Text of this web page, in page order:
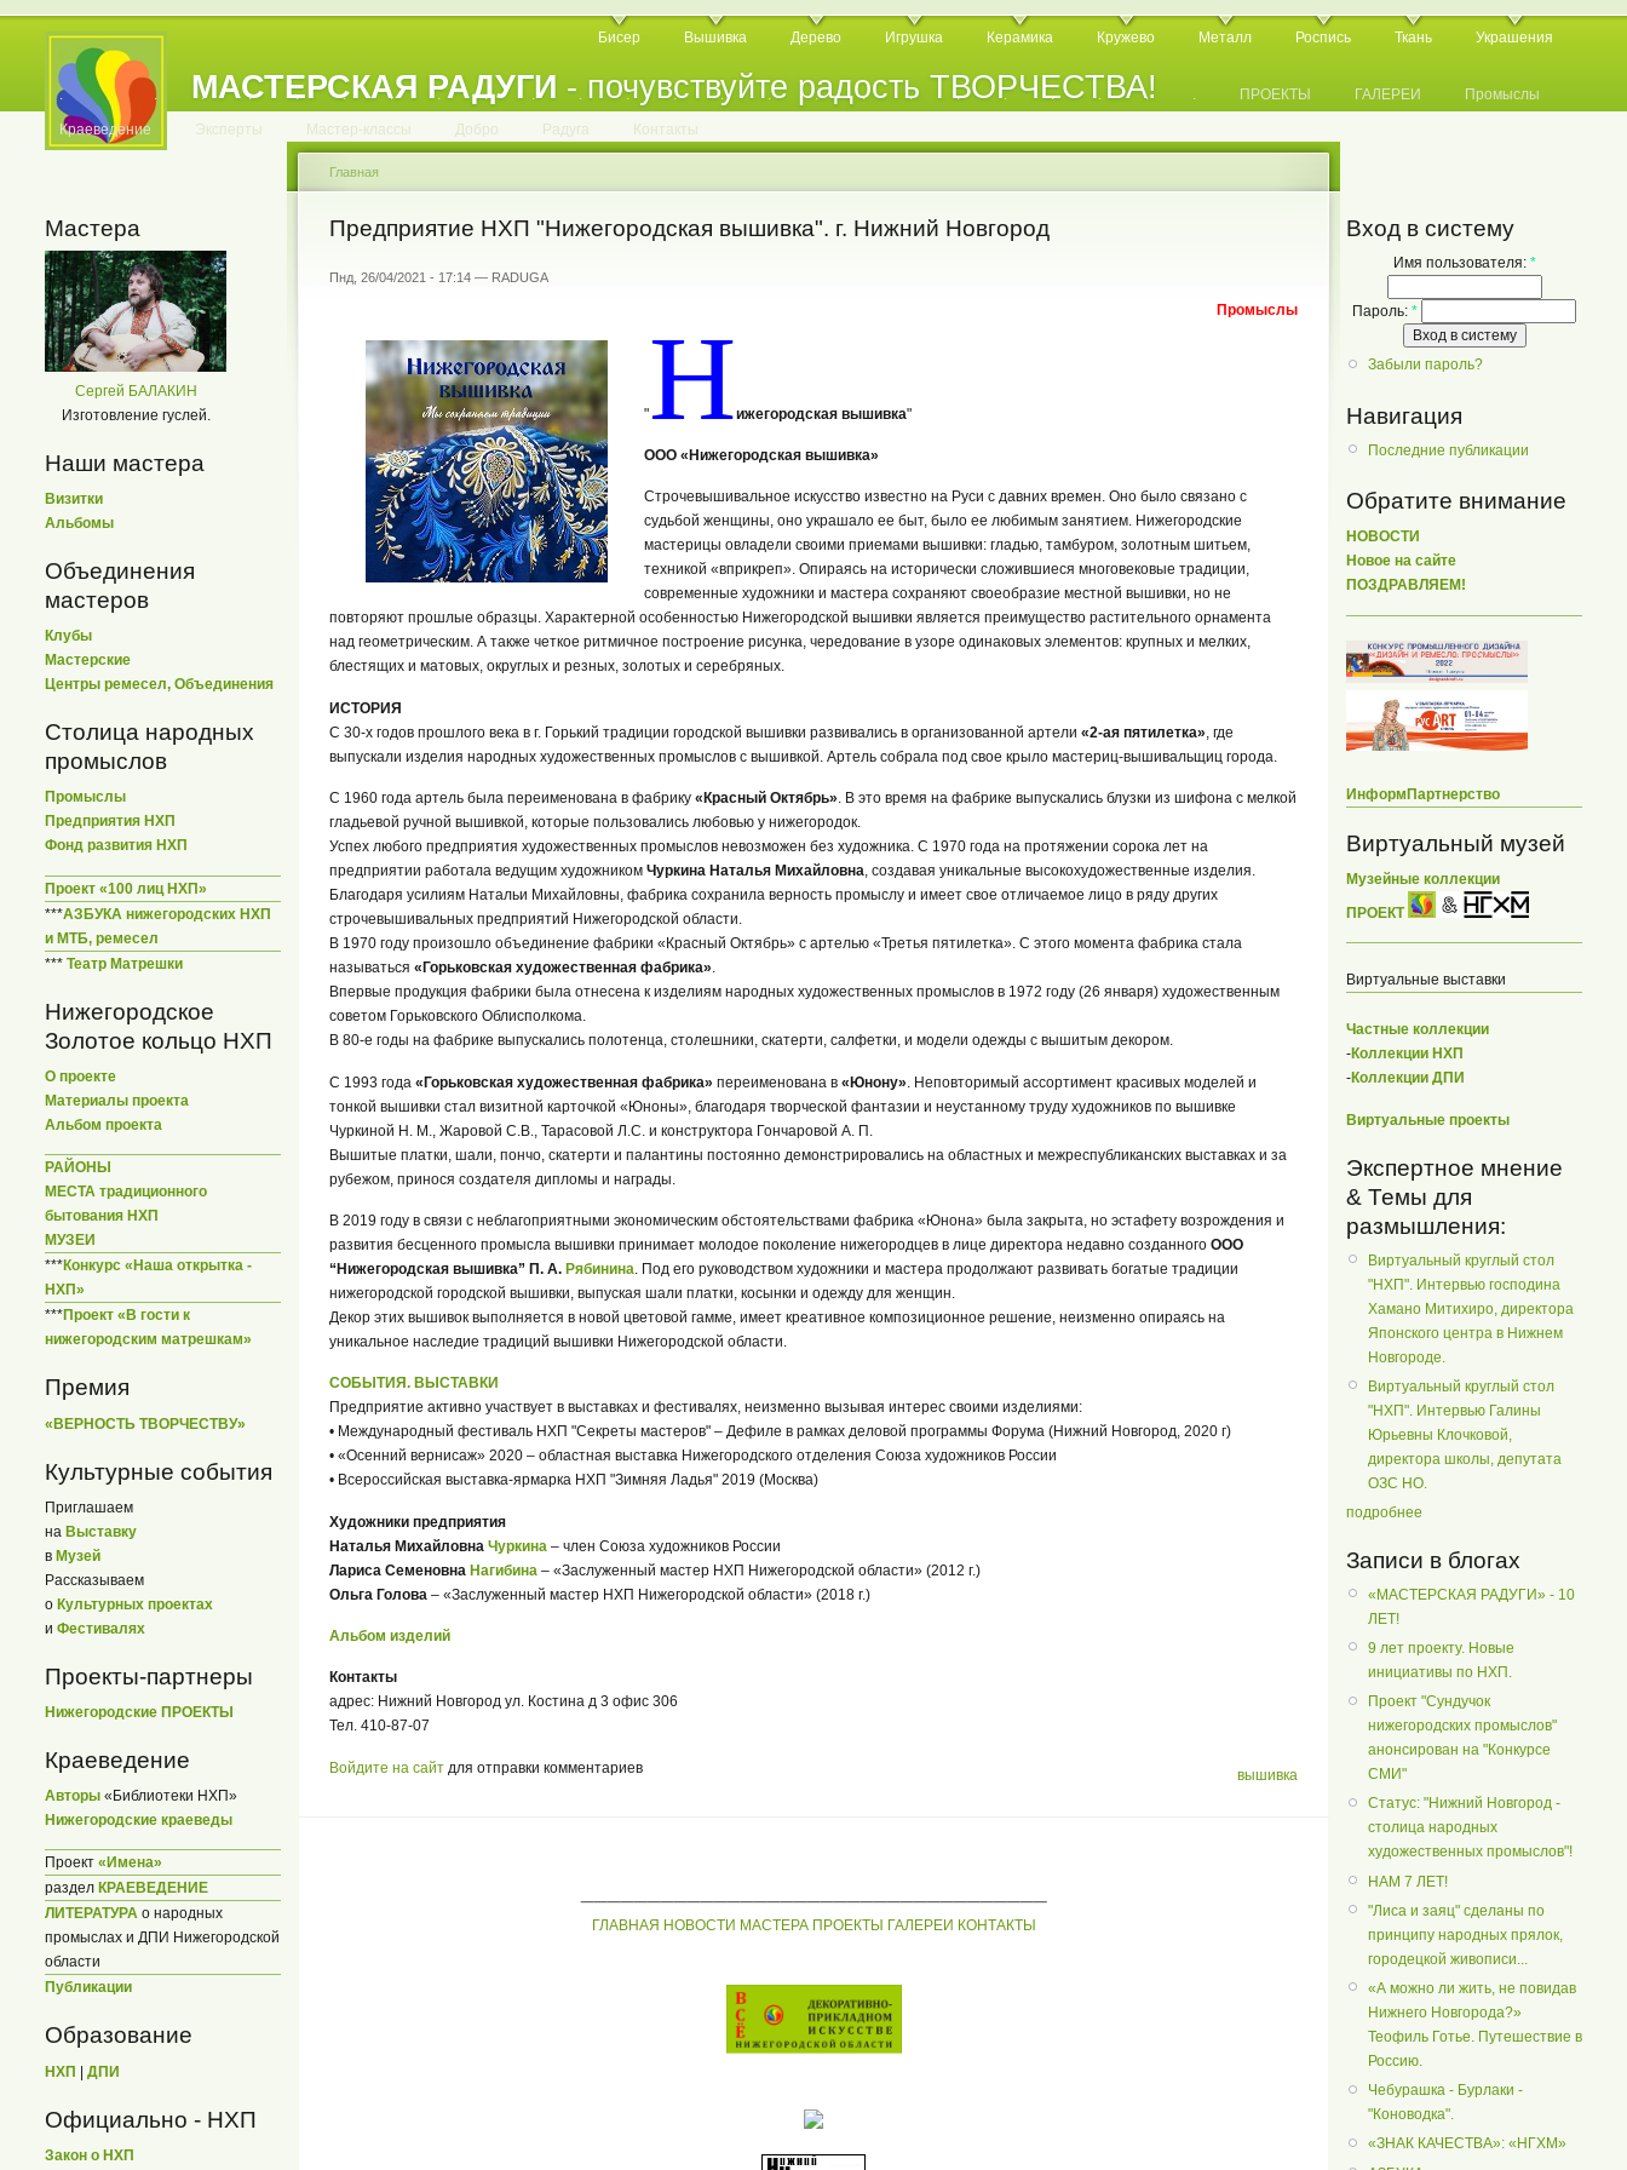
МАСТЕРСКАЯ РАДУГИ - почувствуйте радость ТВОРЧЕСТВА!
Бисер Вышивка Дерево Игрушка Керамика Кружево Металл Роспись Ткань Украшения
. . . . . . . . . . . . . . . . . . . . . . . . . ПРОЕКТЫ ГАЛЕРЕИ Промыслы
Краеведение Эксперты Мастер-классы Добро Радуга Контакты
Мастера
Сергей БАЛАКИН
Изготовление гуслей.
Наши мастера
Визитки
Альбомы
Объединения
мастеров
Клубы
Мастерские
Центры ремесел, Объединения
Столица народных
промыслов
Промыслы
Предприятия НХП
Фонд развития НХП
Проект «100 лиц НХП»
***АЗБУКА нижегородских НХП
и МТБ, ремесел
*** Театр Матрешки
Нижегородское
Золотое кольцо НХП
О проекте
Материалы проекта
Альбом проекта
РАЙОНЫ
МЕСТА традиционного
бытования НХП
МУЗЕИ
***Конкурс «Наша открытка -
НХП»
***Проект «В гости к
нижегородским матрешкам»
Премия
«ВЕРНОСТЬ ТВОРЧЕСТВУ»
Культурные события
Приглашаем
на Выставку
в Музей
Рассказываем
о Культурных проектах
и Фестивалях
Проекты-партнеры
Нижегородские ПРОЕКТЫ
Краеведение
Авторы «Библиотеки НХП»
Нижегородские краеведы
Проект «Имена»
раздел КРАЕВЕДЕНИЕ
ЛИТЕРАТУРА о народных
промыслах и ДПИ Нижегородской
области
Публикации
Образование
НХП | ДПИ
Официально - НХП
Закон о НХП
Главная
Предприятие НХП "Нижегородская вышивка". г. Нижний Новгород
Пнд, 26/04/2021 - 17:14 — RADUGA
Промыслы
"Нижегородская вышивка"
ООО «Нижегородская вышивка»
Строчевышивальное искусство известно на Руси с давних времен. Оно было связано с
судьбой женщины, оно украшало ее быт, было ее любимым занятием. Нижегородские
мастерицы овладели своими приемами вышивки: гладью, тамбуром, золотным шитьем,
техникой «вприкреп». Опираясь на исторически сложившиеся многовековые традиции,
современные художники и мастера сохраняют своеобразие местной вышивки, но не
повторяют прошлые образцы. Характерной особенностью Нижегородской вышивки является преимущество растительного орнамента
над геометрическим. А также четкое ритмичное построение рисунка, чередование в узоре одинаковых элементов: крупных и мелких,
блестящих и матовых, округлых и резных, золотых и серебряных.
ИСТОРИЯ
С 30-х годов прошлого века в г. Горький традиции городской вышивки развивались в организованной артели «2-ая пятилетка» , где
выпускали изделия народных художественных промыслов с вышивкой. Артель собрала под свое крыло мастериц-вышивальщиц города.
С 1960 года артель была переименована в фабрику «Красный Октябрь». В это время на фабрике выпускались блузки из шифона с мелкой
гладьевой ручной вышивкой, которые пользовались любовью у нижегородок.
Успех любого предприятия художественных промыслов невозможен без художника. С 1970 года на протяжении сорока лет на
предприятии работала ведущим художником Чуркина Наталья Михайловна, создавая уникальные высокохудожественные изделия.
Благодаря усилиям Натальи Михайловны, фабрика сохранила верность промыслу и имеет свое отличаемое лицо в ряду других
строчевышивальных предприятий Нижегородской области.
В 1970 году произошло объединение фабрики «Красный Октябрь» с артелью «Третья пятилетка». С этого момента фабрика стала
называться «Горьковская художественная фабрика».
Впервые продукция фабрики была отнесена к изделиям народных художественных промыслов в 1972 году (26 января) художественным
советом Горьковского Облисполкома.
В 80-е годы на фабрике выпускались полотенца, столешники, скатерти, салфетки, и модели одежды с вышитым декором.
С 1993 года «Горьковская художественная фабрика» переименована в «Юнону» . Неповторимый ассортимент красивых моделей и
тонкой вышивки стал визитной карточкой «Юноны», благодаря творческой фантазии и неустанному труду художников по вышивке
Чуркиной Н. М., Жаровой С.В., Тарасовой Л.С. и конструктора Гончаровой А. П.
Вышитые платки, шали, пончо, скатерти и палантины постоянно демонстрировались на областных и межреспубликанских выставках и за
рубежом, принося создателя дипломы и награды.
В 2019 году в связи с неблагоприятными экономическим обстоятельствами фабрика «Юнона» была закрыта, но эстафету возрождения и
развития бесценного промысла вышивки принимает молодое поколение нижегородцев в лице директора недавно созданного ООО
“Нижегородская вышивка” П. А. Рябинина. Под его руководством художники и мастера продолжают развивать богатые традиции
нижегородской городской вышивки, выпуская шали платки, косынки и одежду для женщин.
Декор этих вышивок выполняется в новой цветовой гамме, имеет креативное композиционное решение, неизменно опираясь на
уникальное наследие традиций вышивки Нижегородской области.
СОБЫТИЯ. ВЫСТАВКИ
Предприятие активно участвует в выставках и фестивалях, неизменно вызывая интерес своими изделиями:
• Международный фестиваль НХП "Секреты мастеров" – Дефиле в рамках деловой программы Форума (Нижний Новгород, 2020 г)
• «Осенний вернисаж» 2020 – областная выставка Нижегородского отделения Союза художников России
• Всероссийская выставка-ярмарка НХП "Зимняя Ладья" 2019 (Москва)
Художники предприятия
Наталья Михайловна Чуркина – член Союза художников России
Лариса Семеновна Нагибина – «Заслуженный мастер НХП Нижегородской области» (2012 г.)
Ольга Голова – «Заслуженный мастер НХП Нижегородской области» (2018 г.)
Альбом изделий
Контакты
адрес: Нижний Новгород ул. Костина д 3 офис 306
Тел. 410-87-07
вышивка
Войдите на сайт для отправки комментариев
ГЛАВНАЯ НОВОСТИ МАСТЕРА ПРОЕКТЫ ГАЛЕРЕИ КОНТАКТЫ
Вход в систему
Имя пользователя: *
Пароль: *
Забыли пароль?
Навигация
Последние публикации
Обратите внимание
НОВОСТИ
Новое на сайте
ПОЗДРАВЛЯЕМ!
ИнформПартнерство
Виртуальный музей
Музейные коллекции
ПРОЕКТ
Виртуальные выставки
Частные коллекции
-Коллекции НХП
-Коллекции ДПИ
Виртуальные проекты
Экспертное мнение
& Темы для
размышления:
Виртуальный круглый стол
"НХП". Интервью господина
Хамано Митихиро, директора
Японского центра в Нижнем
Новгороде.
Виртуальный круглый стол
"НХП". Интервью Галины
Юрьевны Клочковой,
директора школы, депутата
ОЗС НО.
подробнее
Записи в блогах
«МАСТЕРСКАЯ РАДУГИ» - 10
ЛЕТ!
9 лет проекту. Новые
инициативы по НХП.
Проект "Сундучок
нижегородских промыслов"
анонсирован на "Конкурсе
СМИ"
Статус: "Нижний Новгород -
столица народных
художественных промыслов"!
НАМ 7 ЛЕТ!
"Лиса и заяц" сделаны по
принципу народных прялок,
городецкой живописи...
«А можно ли жить, не повидав
Нижнего Новгорода?»
Теофиль Готье. Путешествие в
Россию.
Чебурашка - Бурлаки -
"Коноводка".
«ЗНАК КАЧЕСТВА»: «НГХМ»